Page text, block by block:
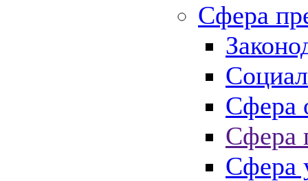
Сфера
Сфера
Сфера
Сфера